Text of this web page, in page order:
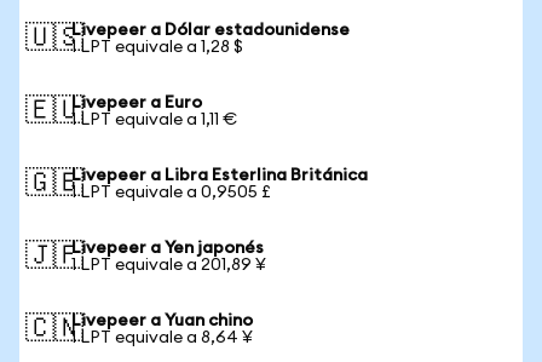
🇺🇸Livepeer a Dólar estadounidense
1 LPT equivale a 1,28 $
🇪🇺Livepeer a Euro
1 LPT equivale a 1,11 €
🇬🇧Livepeer a Libra Esterlina Británica
1 LPT equivale a 0,9505 £
🇯🇵Livepeer a Yen japonés
1 LPT equivale a 201,89 ¥
🇨🇳Livepeer a Yuan chino
1 LPT equivale a 8,64 ¥